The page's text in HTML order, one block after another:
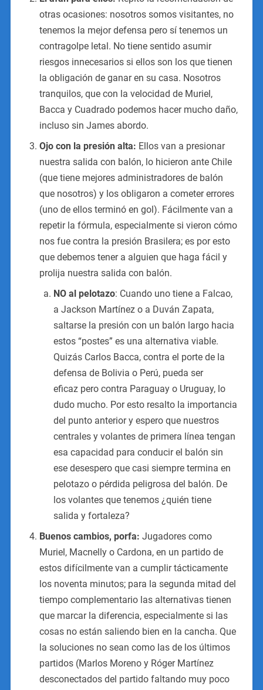
otras ocasiones: nosotros somos visitantes, no
tenemos la mejor defensa pero sí tenemos un
contragolpe letal. No tiene sentido asumir
riesgos innecesarios si ellos son los que tienen
la obligación de ganar en su casa. Nosotros
tranquilos, que con la velocidad de Muriel,
Bacca y Cuadrado podemos hacer mucho daño,
incluso sin James abordo.
Ojo con la presión alta: Ellos van a presionar
nuestra salida con balón, lo hicieron ante Chile
(que tiene mejores administradores de balón
que nosotros) y los obligaron a cometer errores
(uno de ellos terminó en gol). Fácilmente van a
repetir la fórmula, especialmente si vieron cómo
nos fue contra la presión Brasilera; es por esto
que debemos tener a alguien que haga fácil y
prolija nuestra salida con balón.
NO al pelotazo: Cuando uno tiene a Falcao,
a Jackson Martínez o a Duván Zapata,
saltarse la presión con un balón largo hacia
estos “postes” es una alternativa viable.
Quizás Carlos Bacca, contra el porte de la
defensa de Bolivia o Perú, pueda ser
eficaz pero contra Paraguay o Uruguay, lo
dudo mucho. Por esto resalto la importancia
del punto anterior y espero que nuestros
centrales y volantes de primera línea tengan
esa capacidad para conducir el balón sin
ese desespero que casi siempre termina en
pelotazo o pérdida peligrosa del balón. De
los volantes que tenemos ¿quién tiene
salida y fortaleza?
Buenos cambios, porfa: Jugadores como
Muriel, Macnelly o Cardona, en un partido de
estos difícilmente van a cumplir tácticamente
los noventa minutos; para la segunda mitad del
tiempo complementario las alternativas tienen
que marcar la diferencia, especialmente si las
cosas no están saliendo bien en la cancha. Que
la soluciones no sean como las de los últimos
partidos (Marlos Moreno y Róger Martínez
desconectados del partido faltando muy poco